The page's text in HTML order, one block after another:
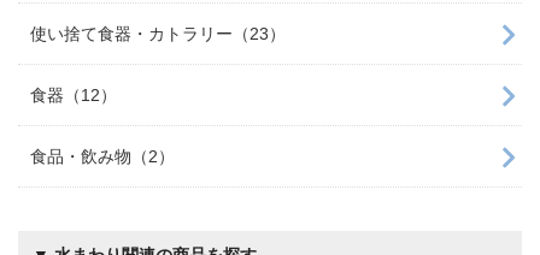
使い捨て食器・カトラリー（23）
食器（12）
食品・飲み物（2）